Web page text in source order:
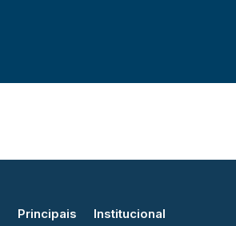
Principais Institucional